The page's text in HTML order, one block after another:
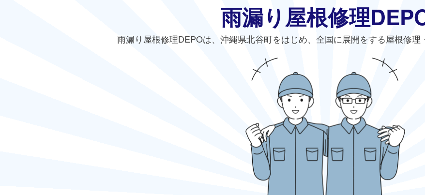
雨漏り屋根修理
雨漏り屋根修理DEPOは、沖縄県北谷町をはじめ、全国に展開をする屋根修理